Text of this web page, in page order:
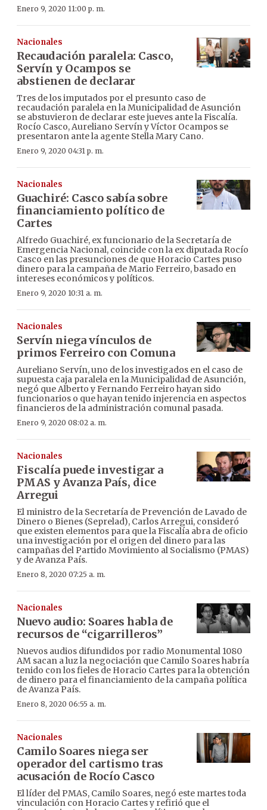
Enero 9, 2020 11:00 p. m.
Nacionales
Recaudación paralela: Casco,
Servín y Ocampos se
abstienen de declarar
Tres de los imputados por el presunto caso de
recaudación paralela en la Municipalidad de Asunción
se abstuvieron de declarar este jueves ante la Fiscalía.
Rocío Casco, Aureliano Servín y Víctor Ocampos se
presentaron ante la agente Stella Mary Cano.
Enero 9, 2020 04:31 p. m.
Nacionales
Guachiré: Casco sabía sobre
financiamiento político de
Cartes
Alfredo Guachiré, ex funcionario de la Secretaría de
Emergencia Nacional, coincide con la ex diputada Rocío
Casco en las presunciones de que Horacio Cartes puso
dinero para la campaña de Mario Ferreiro, basado en
intereses económicos y políticos.
Enero 9, 2020 10:31 a. m.
Nacionales
Servín niega vínculos de
primos Ferreiro con Comuna
Aureliano Servín, uno de los investigados en el caso de
supuesta caja paralela en la Municipalidad de Asunción,
negó que Alberto y Fernando Ferreiro hayan sido
funcionarios o que hayan tenido injerencia en aspectos
financieros de la administración comunal pasada.
Enero 9, 2020 08:02 a. m.
Nacionales
Fiscalía puede investigar a
PMAS y Avanza País, dice
Arregui
El ministro de la Secretaría de Prevención de Lavado de
Dinero o Bienes (Seprelad), Carlos Arregui, consideró
que existen elementos para que la Fiscalía abra de oficio
una investigación por el origen del dinero para las
campañas del Partido Movimiento al Socialismo (PMAS)
y de Avanza País.
Enero 8, 2020 07:25 a. m.
Nacionales
Nuevo audio: Soares habla de
recursos de “cigarrilleros”
Nuevos audios difundidos por radio Monumental 1080
AM sacan a luz la negociación que Camilo Soares habría
tenido con los fieles de Horacio Cartes para la obtención
de dinero para el financiamiento de la campaña política
de Avanza País.
Enero 8, 2020 06:55 a. m.
Nacionales
Camilo Soares niega ser
operador del cartismo tras
acusación de Rocío Casco
El líder del PMAS, Camilo Soares, negó este martes toda
vinculación con Horacio Cartes y refirió que el